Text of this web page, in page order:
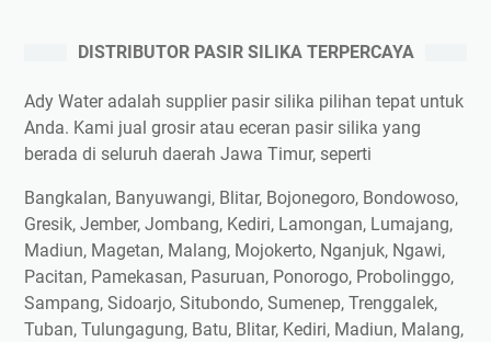
DISTRIBUTOR PASIR SILIKA TERPERCAYA
Ady Water adalah supplier pasir silika pilihan tepat untuk
Anda. Kami jual grosir atau eceran pasir silika yang
berada di seluruh daerah Jawa Timur, seperti
Bangkalan, Banyuwangi, Blitar, Bojonegoro, Bondowoso,
Gresik, Jember, Jombang, Kediri, Lamongan, Lumajang,
Madiun, Magetan, Malang, Mojokerto, Nganjuk, Ngawi,
Pacitan, Pamekasan, Pasuruan, Ponorogo, Probolinggo,
Sampang, Sidoarjo, Situbondo, Sumenep, Trenggalek,
Tuban, Tulungagung, Batu, Blitar, Kediri, Madiun, Malang,